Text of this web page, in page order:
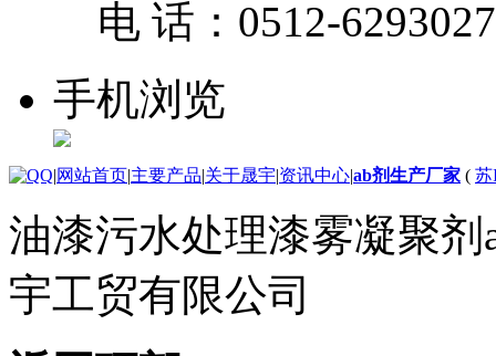
电 话： 0512-
手机浏览
|网站首页|主要产品|关于晟宇|资讯中心|ab剂生产厂家 ( 苏
油漆污水处理漆雾凝聚
宇工贸有限公司